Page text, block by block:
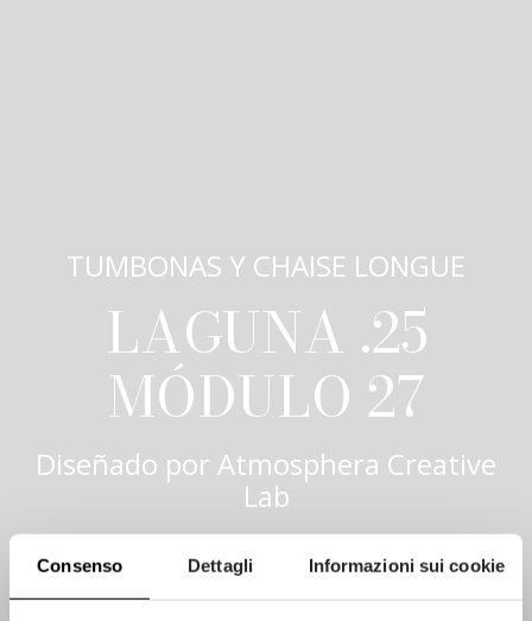
Consenso Dettagli Informazioni sui cookie
TUMBONAS Y CHAISE LONGUE
LAGUNA .25
MÓDULO 27
Diseñado por Atmosphera Creative
Lab